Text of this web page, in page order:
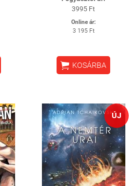
3995 Ft
Online ár:
3 195 Ft
 KOSÁRBA
ÚJ